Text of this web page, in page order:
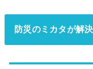
防災のミカタが解